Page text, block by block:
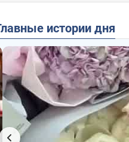
Главные истории дня